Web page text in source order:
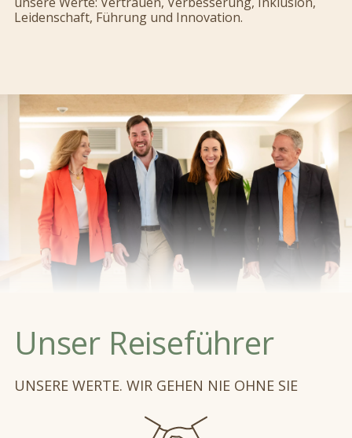
Leidenschaft, Führung und Innovation.
Unser Reiseführer
UNSERE WERTE. WIR GEHEN NIE OHNE SIE